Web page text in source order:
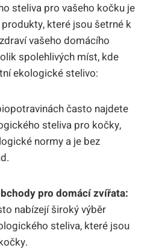
steliva pro vašeho kočku je
které jsou šetrné k
vašeho domácího
spolehlivých míst, kde
ekologické stelivo:
často najdete
steliva pro kočky,
normy a je bez
pro domácí zvířata:
nabízejí široký výběr
steliva, které jsou